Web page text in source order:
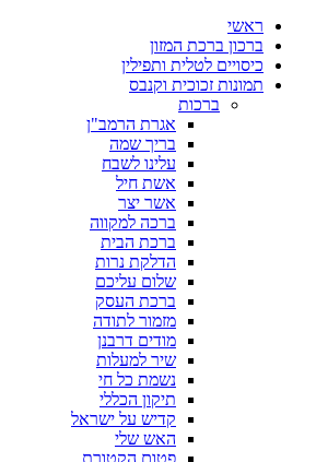
ראשי
ברכון ברכת המזון
כיסויים לטלית ותפילין
תמונות זכוכית וקנבס
ברכות
אגרת הרמב"ן
בריך שמה
עלינו לשבח
אשת חיל
אשר יצר
ברכה למקווה
ברכת הבית
הדלקת נרות
שלום עליכם
ברכת העסק
מזמור לתודה
מודים דרבנן
שיר למעלות
נשמת כל חי
תיקון הכללי
קדיש על ישראל
האש שלי